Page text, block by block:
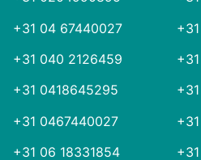
+31 04 67440027
+31 040 2126459
+31 0418645295
+31 0467440027
+31 06 18331854